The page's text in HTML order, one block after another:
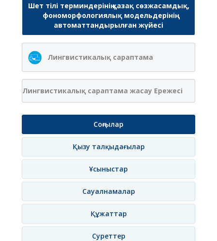
Шет тілі терминдерінің қазақ сөзжасамдық,
фономорфологиялық модельдерінің
автоматтандырылған жүйесі
Лингвистикалық сараптама
Лингвистикалық сараптама жасау Ережесі
Соңғылар
Қызу талқыдағылар
Ұсыныстар
Сауалнамалар
Құжаттар
Суреттер